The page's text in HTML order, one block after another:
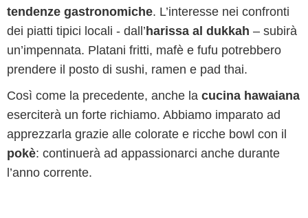
tendenze gastronomiche. L’interesse nei confronti
dei piatti tipici locali - dall’ harissa al dukkah – subirà
un’impennata. Platani fritti, mafè e fufu potrebbero
prendere il posto di sushi, ramen e pad thai.
Così come la precedente, anche la cucina hawaiana
eserciterà un forte richiamo. Abbiamo imparato ad
apprezzarla grazie alle colorate e ricche bowl con il
pokè: continuerà ad appassionarci anche durante
l’anno corrente.